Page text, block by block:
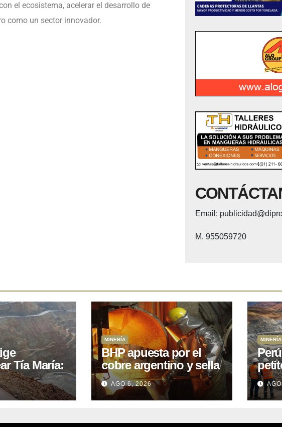
el ecosistema, acelerar el desarrollo de
como un sector innovador.
Email:
M. 955059720
Tía María:
de
que Perú
MINERÍA
BHP apuesta por el
cobre argentino y sella
acuerdo con Kobrea
para siete proyecto
AGO 6, 2026
MINERÍA
mil